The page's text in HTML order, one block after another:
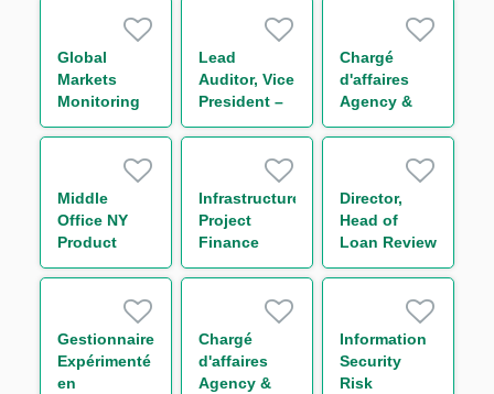
Collatéral
H/F
Global
Markets
Monitoring
Compliance
Lead
Auditor, Vice
President –
Regulatory
Chargé
d'affaires
Agency &
Transaction
Solutions
Group H/F
Middle
Office NY
Product
Owner
Infrastructure
Project
Finance
Analyst
Director,
Head of
Loan Review
- Americas
Gestionnaire
Expérimenté
en
Chargé
d'affaires
Agency &
Information
Security
Risk